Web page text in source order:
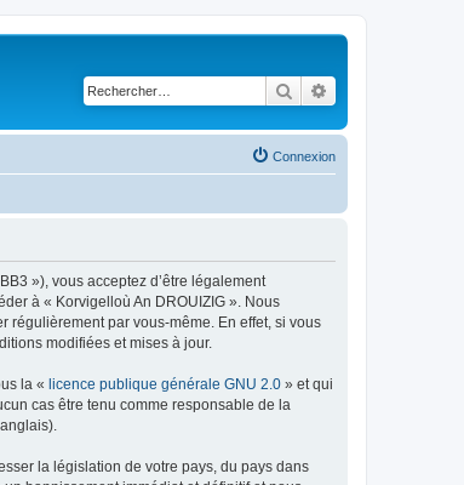
Rechercher
Connexion
»), vous acceptez d’être légalement
à « Korvigelloù An DROUIZIG ». Nous
régulièrement par vous-même. En effet, si vous
modifiées et mises à jour.
la « licence publique générale GNU 2.0 » et qui
cas être tenu comme responsable de la
la législation de votre pays, du pays dans